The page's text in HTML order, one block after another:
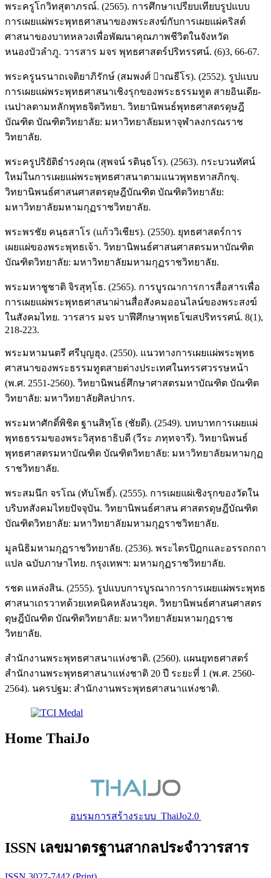
พระครูโกวิทสุตาภรณ์. (2565). การศึกษาเปรียบเทียบรูปแบบ
การเผยแผ่พระพุทธศาสนาของพระสงฆ์กับการเผยแผ่คริสต์
ศาสนาของบาทหลวงเพื่อพัฒนาคุณภาพชีวิตในจังหวัด
หนองบัวลำภู. วารสาร มจร พุทธศาสตร์ปริทรรศน์. (6)3, 66-67.
พระครูนรนาถเจติยาภิรักษ์ (สมพงศ์ าณธีโร). (2552). รูปแบบ
การเผยแผ่พระพุทธศาสนาเชิงรุกของพระธรรมทูต สายอินเดีย-
เนปาลตามหลักพุทธจิตวิทยา. วิทยานิพนธ์พุทธศาสตรดุษฎี
บัณฑิต บัณฑิตวิทยาลัย: มหาวิทยาลัยมหาจุฬาลงกรณราช
วิทยาลัย.
พระครูปริยัติธำรงคุณ (สุพจน์ รตินฺธโร). (2563). กระบวนทัศน์
ใหม่ในการเผยแผ่พระพุทธศาสนาตามแนวพุทธทาสภิกขุ.
วิทยานิพนธ์ศาสนศาสตรดุษฎีบัณฑิต บัณฑิตวิทยาลัย:
มหาวิทยาลัยมหามกุฏราชวิทยาลัย.
พระพรชัย คนฺธสาโร (แก้ววิเชียร). (2550). ยุทธศาสตร์การ
เผยแผ่ของพระพุทธเจ้า. วิทยานิพนธ์ศาสนศาสตรมหาบัณฑิต
บัณฑิตวิทยาลัย: มหาวิทยาลัยมหามกุฏราชวิทยาลัย.
พระมหาชูชาติ จิรสุทฺโธ. (2565). การบูรณาการการสื่อสารเพื่อ
การเผยแผ่พระพุทธศาสนาผ่านสื่อสังคมออนไลน์ของพระสงฆ์
ในสังคมไทย. วารสาร มจร บาฬีศึกษาพุทธโฆสปริทรรศน์. 8(1),
218-223.
พระมหามนตรี ศรีบุญฮุง. (2550). แนวทางการเผยแผ่พระพุทธ
ศาสนาของพระธรรมทูตสายต่างประเทศในทรรศวรรษหน้า
(พ.ศ. 2551-2560). วิทยานิพนธ์ศึกษาศาสตรมหาบัณฑิต บัณฑิต
วิทยาลัย: มหาวิทยาลัยศิลปากร.
พระมหาศักดิ์พิชิต ฐานสิทฺโธ (ชัยดี). (2549). บทบาทการเผยแผ่
พุทธธรรมของพระวิสุทธาธิบดี (วีระ ภทฺทจารี). วิทยานิพนธ์
พุทธศาสตรมหาบัณฑิต บัณฑิตวิทยาลัย: มหาวิทยาลัยมหามกุฏ
ราชวิทยาลัย.
พระสมนึก จรโณ (ทับโพธิ์). (2555). การเผยแผ่เชิงรุกของวัดใน
บริบทสังคมไทยปัจจุบัน. วิทยานิพนธ์ศาสน ศาสตรดุษฎีบัณฑิต
บัณฑิตวิทยาลัย: มหาวิทยาลัยมหามกุฏราชวิทยาลัย.
มูลนิธิมหามกุฏราชวิทยาลัย. (2536). พระไตรปิฎกและอรรถกถา
แปล ฉบับภาษาไทย. กรุงเทพฯ: มหามกุฏราชวิทยาลัย.
รชต แหล่งสิน. (2555). รูปแบบการบูรณาการการเผยแผ่พระพุทธ
ศาสนาเถรวาทด้วยเทคนิคหลังนวยุค. วิทยานิพนธ์ศาสนศาสตร
ดุษฎีบัณฑิต บัณฑิตวิทยาลัย: มหาวิทยาลัยมหามกุฏราช
วิทยาลัย.
สำนักงานพระพุทธศาสนาแห่งชาติ. (2560). แผนยุทธศาสตร์
สำนักงานพระพุทธศาสนาแห่งชาติ 20 ปี ระยะที่ 1 (พ.ศ. 2560-
2564). นครปฐม: สำนักงานพระพุทธศาสนาแห่งชาติ.
Home ThaiJo
อบรมการสร้างระบบ ThaiJo2.0
ISSN เลขมาตรฐานสากลประจำวารสาร